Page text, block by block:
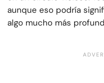
aunque eso podría
algo mucho más